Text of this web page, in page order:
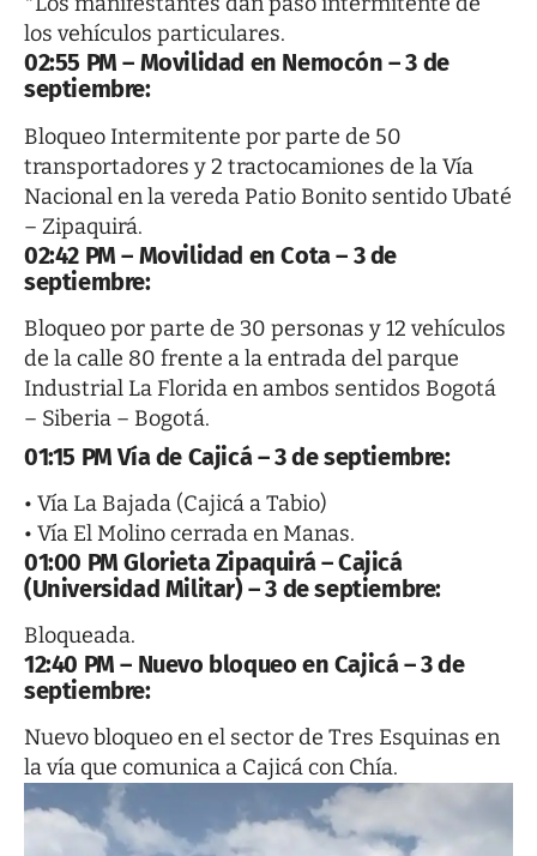
los vehículos particulares.
02:55 PM – Movilidad en Nemocón – 3 de
septiembre:
Bloqueo Intermitente por parte de 50
transportadores y 2 tractocamiones de la Vía
Nacional en la vereda Patio Bonito sentido Ubaté
– Zipaquirá.
02:42 PM – Movilidad en Cota – 3 de
septiembre:
Bloqueo por parte de 30 personas y 12 vehículos
de la calle 80 frente a la entrada del parque
Industrial La Florida en ambos sentidos Bogotá
– Siberia – Bogotá.
01:15 PM Vía de Cajicá – 3 de septiembre:
• Vía La Bajada (Cajicá a Tabio)
• Vía El Molino cerrada en Manas.
01:00 PM Glorieta Zipaquirá – Cajicá
(Universidad Militar) – 3 de septiembre:
Bloqueada.
12:40 PM – Nuevo bloqueo en Cajicá – 3 de
septiembre:
Nuevo bloqueo en el sector de Tres Esquinas en
la vía que comunica a Cajicá con Chía.